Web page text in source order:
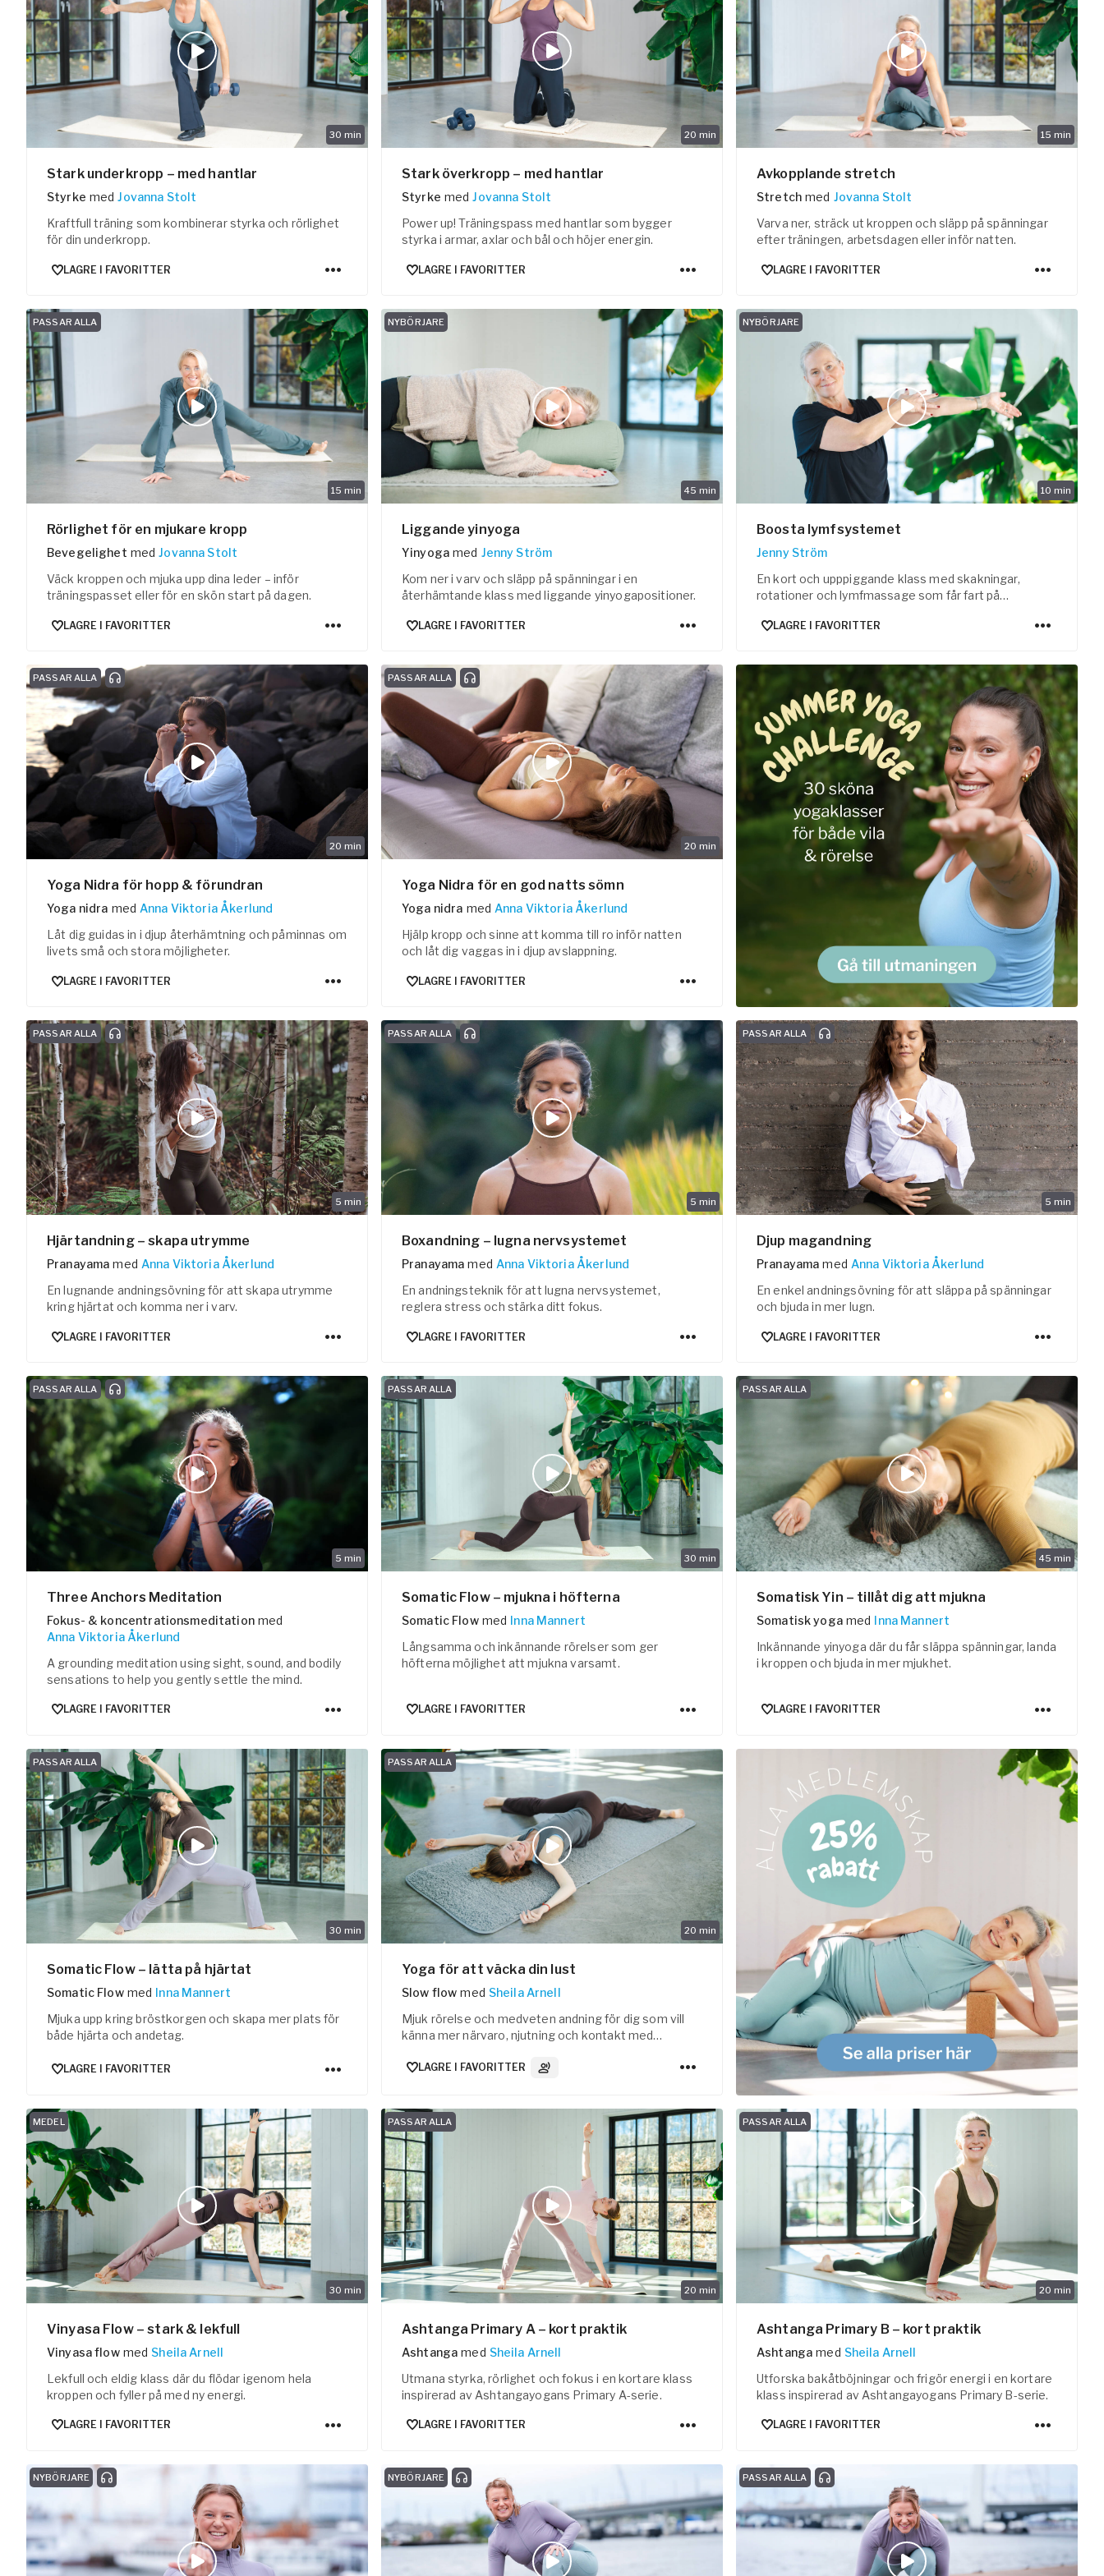
Pausa Smart
Yogobe för yogalærere
Hotell & konferanse
30 min
Stark underkropp – med hantlar
Styrke med Jovanna Stolt
Kraftfull träning som kombinerar styrka och rörlighet
för din underkropp.
LAGRE I FAVORITTER
20 min
Stark överkropp – med hantlar
Styrke med Jovanna Stolt
Power up! Träningspass med hantlar som bygger
styrka i armar, axlar och bål och höjer energin.
LAGRE I FAVORITTER
15 min
Avkopplande stretch
Stretch med Jovanna Stolt
Varva ner, sträck ut kroppen och släpp på spänningar
efter träningen, arbetsdagen eller inför natten.
LAGRE I FAVORITTER
15 min
PASSAR ALLA
Rörlighet för en mjukare kropp
Bevegelighet med Jovanna Stolt
Väck kroppen och mjuka upp dina leder – inför
träningspasset eller för en skön start på dagen.
LAGRE I FAVORITTER
45 min
NYBÖRJARE
Liggande yinyoga
Yinyoga med Jenny Ström
Kom ner i varv och släpp på spänningar i en
återhämtande klass med liggande yinyogapositioner.
LAGRE I FAVORITTER
10 min
NYBÖRJARE
Boosta lymfsystemet
Jenny Ström
En kort och upppiggande klass med skakningar,
rotationer och lymfmassage som får fart på
LAGRE I FAVORITTER
20 min
PASSAR ALLA
Yoga Nidra för hopp & förundran
Yoga nidra med Anna Viktoria Åkerlund
Låt dig guidas in i djup återhämtning och påminnas om
livets små och stora möjligheter.
LAGRE I FAVORITTER
20 min
PASSAR ALLA
Yoga Nidra för en god natts sömn
Yoga nidra med Anna Viktoria Åkerlund
Hjälp kropp och sinne att komma till ro inför natten
och låt dig vaggas in i djup avslappning.
LAGRE I FAVORITTER
5 min
PASSAR ALLA
Hjärtandning – skapa utrymme
Pranayama med Anna Viktoria Åkerlund
En lugnande andningsövning för att skapa utrymme
kring hjärtat och komma ner i varv.
LAGRE I FAVORITTER
5 min
PASSAR ALLA
Boxandning – lugna nervsystemet
Pranayama med Anna Viktoria Åkerlund
En andningsteknik för att lugna nervsystemet,
reglera stress och stärka ditt fokus.
LAGRE I FAVORITTER
5 min
PASSAR ALLA
Djup magandning
Pranayama med Anna Viktoria Åkerlund
En enkel andningsövning för att släppa på spänningar
och bjuda in mer lugn.
LAGRE I FAVORITTER
5 min
PASSAR ALLA
Three Anchors Meditation
Fokus- & koncentrationsmeditation med
Anna Viktoria Åkerlund
A grounding meditation using sight, sound, and bodily
sensations to help you gently settle the mind.
LAGRE I FAVORITTER
30 min
PASSAR ALLA
Somatic Flow – mjukna i höfterna
Somatic Flow med Inna Mannert
Långsamma och inkännande rörelser som ger
höfterna möjlighet att mjukna varsamt.
LAGRE I FAVORITTER
45 min
PASSAR ALLA
Somatisk Yin – tillåt dig att mjukna
Somatisk yoga med Inna Mannert
Inkännande yinyoga där du får släppa spänningar, landa
i kroppen och bjuda in mer mjukhet.
LAGRE I FAVORITTER
30 min
PASSAR ALLA
Somatic Flow – lätta på hjärtat
Somatic Flow med Inna Mannert
Mjuka upp kring bröstkorgen och skapa mer plats för
både hjärta och andetag.
LAGRE I FAVORITTER
20 min
PASSAR ALLA
Yoga för att väcka din lust
Slow flow med Sheila Arnell
Mjuk rörelse och medveten andning för dig som vill
känna mer närvaro, njutning och kontakt med
LAGRE I FAVORITTER 3 Lydspor
30 min
MEDEL
Vinyasa Flow – stark & lekfull
Vinyasa flow med Sheila Arnell
Lekfull och eldig klass där du flödar igenom hela
kroppen och fyller på med ny energi.
LAGRE I FAVORITTER
20 min
PASSAR ALLA
Ashtanga Primary A – kort praktik
Ashtanga med Sheila Arnell
Utmana styrka, rörlighet och fokus i en kortare klass
inspirerad av Ashtangayogans Primary A-serie.
LAGRE I FAVORITTER
20 min
PASSAR ALLA
Ashtanga Primary B – kort praktik
Ashtanga med Sheila Arnell
Utforska bakåtböjningar och frigör energi i en kortare
klass inspirerad av Ashtangayogans Primary B-serie.
LAGRE I FAVORITTER
NYBÖRJARE NYBÖRJARE PASSAR ALLA